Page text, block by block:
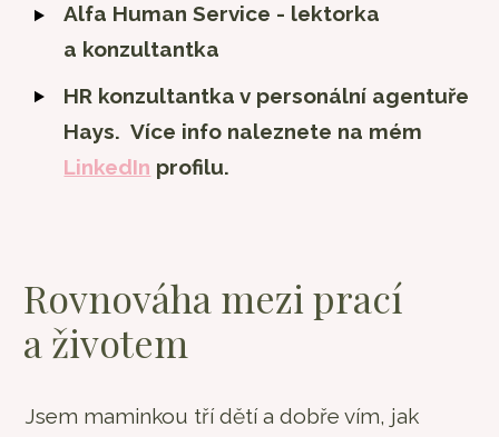
Alfa Human Service - lektorka
a konzultantka
HR konzultantka v personální agentuře
Hays.Více info naleznete na mém
LinkedIn profilu.
Rovnováha mezi prací
a životem
Jsem maminkou tří dětí a dobře vím, jak